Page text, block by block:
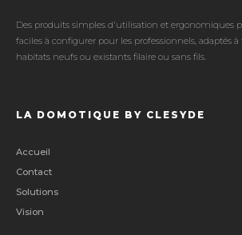
Des produits simples d'utilisation et ergonomiques
faciles à configurer pour les professionnels, adaptés
habitats neufs ou existants filaire ou sans fils.
LA DOMOTIQUE BY CLESYDE
Accueil
Contact
Solutions
Vision